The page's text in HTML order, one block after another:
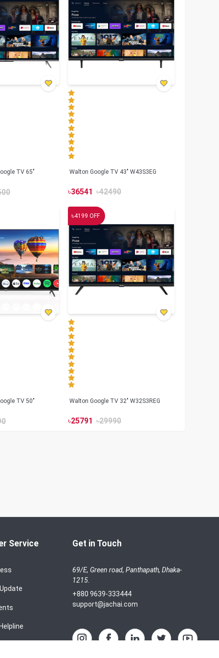
TV 65"
Walton Google TV 43" W43S3EG
৳36541 ৳42490
TV 50"
৳4199 OFF
Walton Google TV 32" W32S3REG
৳25791 ৳29990
Service Get in Touch
69/E, Green road, Panthapath, Dhaka-
1215.
+880 9639-333444
support@jachai.com